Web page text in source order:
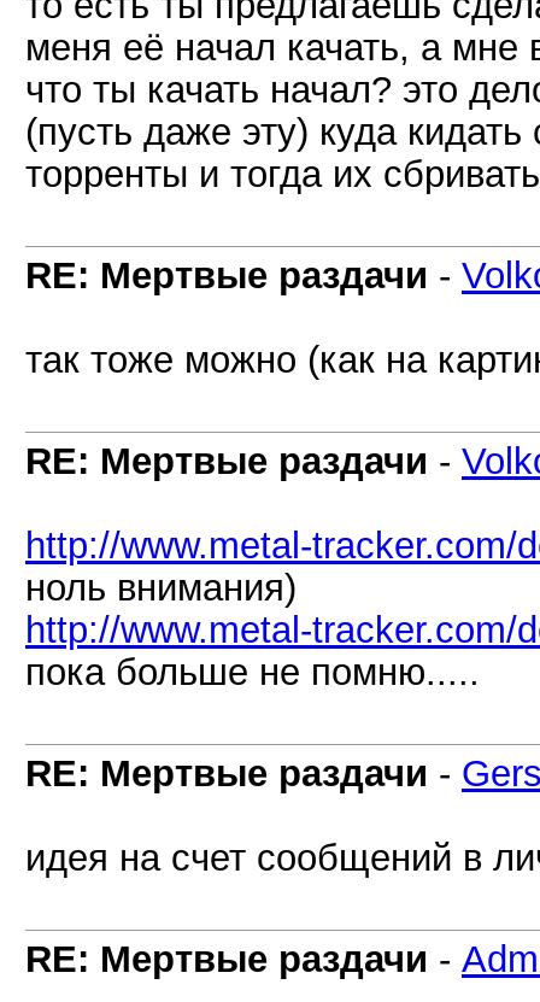
меня её начал качать, а
что ты качать начал? это
(пусть даже эту) куда
торренты и тогда их
RE: Мертвые раздачи -
так тоже можно (как на
RE: Мертвые раздачи -
http://www.metal-tracker.com/
ноль внимания)
http://www.metal-tracker.com/
пока больше не помню.....
RE: Мертвые раздачи -
идея на счет сообщений в
RE: Мертвые раздачи -